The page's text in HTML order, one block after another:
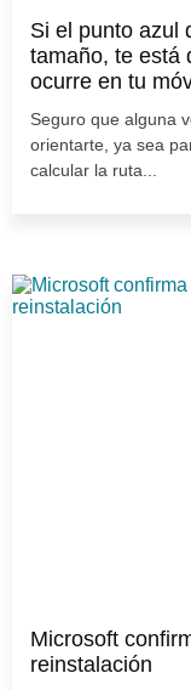
Si el punto azul
tamaño, te está
ocurre en tu
Seguro que alguna
orientarte, ya sea
calcular la ruta...
Microsoft
reinstalación